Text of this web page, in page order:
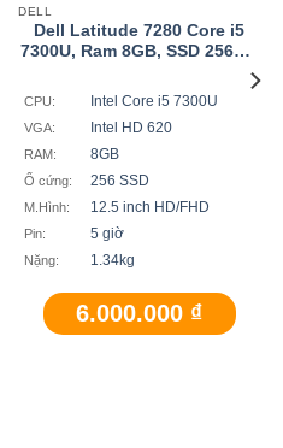
Add
to
wishlist
DELL
Dell Latitude 7280 Core i5
7300U, Ram 8GB, SSD 256GB
6.000.000 ₫
CPU: Intel Core i5 7300U
VGA: Intel HD 620
RAM: 8GB
Ổ cứng: 256 SSD
M.Hình: 12.5 inch HD/FHD
Pin: 5 giờ
Nặng: 1.34kg